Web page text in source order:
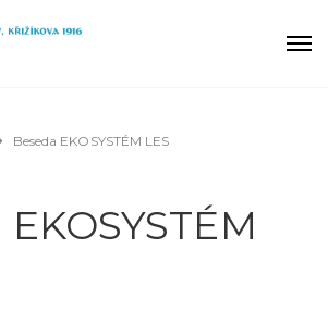
Beseda EKOSYSTÉM LES